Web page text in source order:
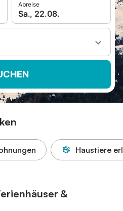
Abreise
Sa., 22.08.
Haustiere
&